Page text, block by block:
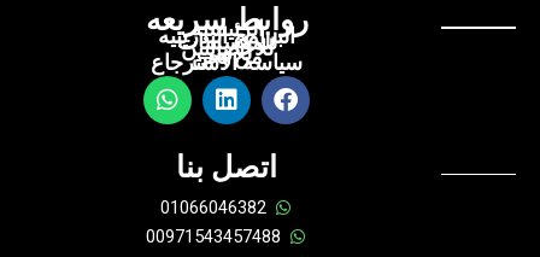
روابط سريعه
الرئيسيه
البرامج التدريبيه
للمؤسسات
للاخصائيين
للاسر
من نحن
سياسه الاسترجاع
F
a
e
b
o
o
L
i
k
e
d
i
W
h
a
p
اتصل بنا
01066046382
00971543457488